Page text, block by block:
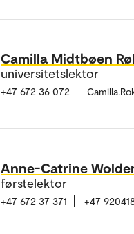
Camilla Midtbøen
universitetslektor
+47 672 36 072
Anne-Catrine
førstelektor
+47 672 37 371 +47